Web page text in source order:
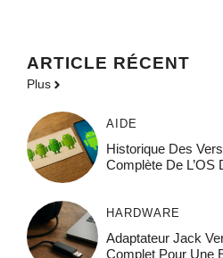
ARTICLE RÉCENT
Plus
AIDE
Historique Des
Complète De L’OS
HARDWARE
Adaptateur Jack
Complet Pour Une